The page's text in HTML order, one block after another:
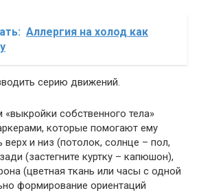
Аллергия на холод как
серию движений.
собственного тела»
которые помогают ему
верх и низ (потолок, солнце – пол,
(застегните куртку – капюшон),
(цветная ткань или часы с одной
формирование ориентаций